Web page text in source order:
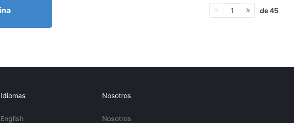
1 de 45
Idiomas
English
Nosotros
Nosotros